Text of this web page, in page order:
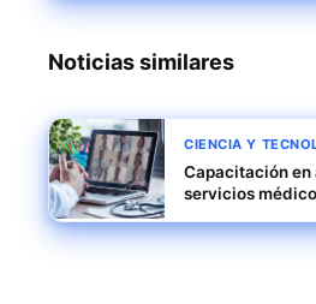
Noticias similares
CIENCIA Y
Capacitación
servicios